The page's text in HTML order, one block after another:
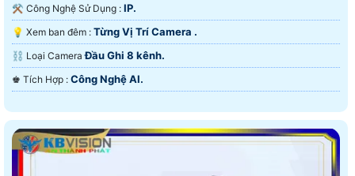
⚒ Công Nghệ Sử Dụng : IP.
💡 Xem ban đêm : Từng Vị Trí Camera .
⛓ Loại CameraĐầu Ghi 8 kênh.
️♚ Tích Hợp : Công Nghệ AI.